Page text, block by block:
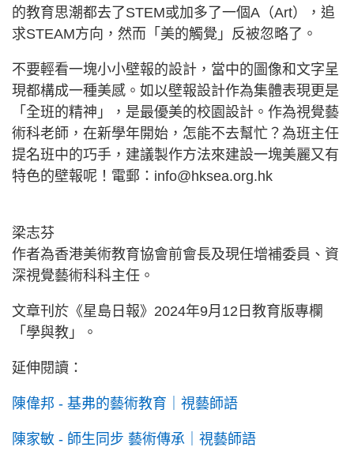
的教育思潮都去了STEM或加多了一個A（Art），追
求STEAM方向，然而「美的觸覺」反被忽略了。
不要輕看一塊小小壁報的設計，當中的圖像和文字呈
現都構成一種美感。如以壁報設計作為集體表現更是
「全班的精神」，是最優美的校園設計。作為視覺藝
術科老師，在新學年開始，怎能不去幫忙？為班主任
提名班中的巧手，建議製作方法來建設一塊美麗又有
特色的壁報呢！電郵： info@hksea.org.hk
梁志芬
作者為香港美術教育協會前會長及現任增補委員、資
深視覺藝術科科主任。
文章刊於《星島日報》2024年9月12日教育版專欄
「學與教」。
延伸閱讀：
陳偉邦 - 基弗的藝術教育｜視藝師語
陳家敏 - 師生同步 藝術傳承｜視藝師語